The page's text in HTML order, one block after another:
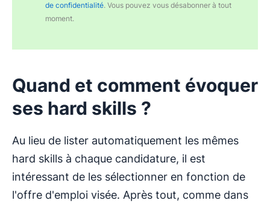
de confidentialité. Vous pouvez vous désabonner à tout
moment.
Quand et comment évoquer
ses hard skills ?
Au lieu de lister automatiquement les mêmes
hard skills à chaque candidature, il est
intéressant de les sélectionner en fonction de
l'offre d'emploi visée. Après tout, comme dans